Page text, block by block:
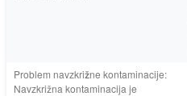
Problem navzkrižne kontaminacije:
Navzkrižna kontaminacija je